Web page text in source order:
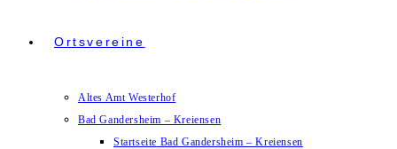
Ortsvereine
Altes Amt Westerhof
Bad Gandersheim – Kreiensen
Startseite Bad Gandersheim – Kreiensen